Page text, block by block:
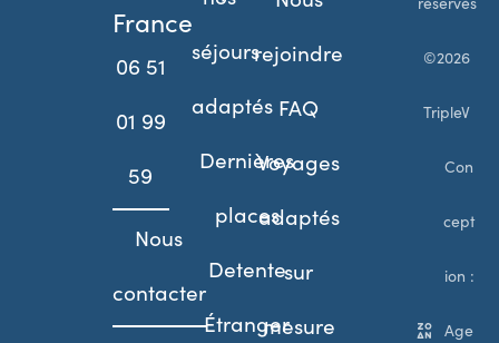
France
06 51
01 99
59
Nous
contacter
séjours
adaptés
Dernières
places
Detente
Étranger
rejoindre
FAQ
Voyages
adaptés
sur
mesure
©2026
TripleV
Con
cept
ion :
Age